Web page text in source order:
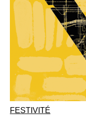
FESTIVITÉ